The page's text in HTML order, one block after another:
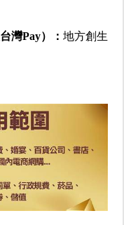
灣Pay）： 地方創生